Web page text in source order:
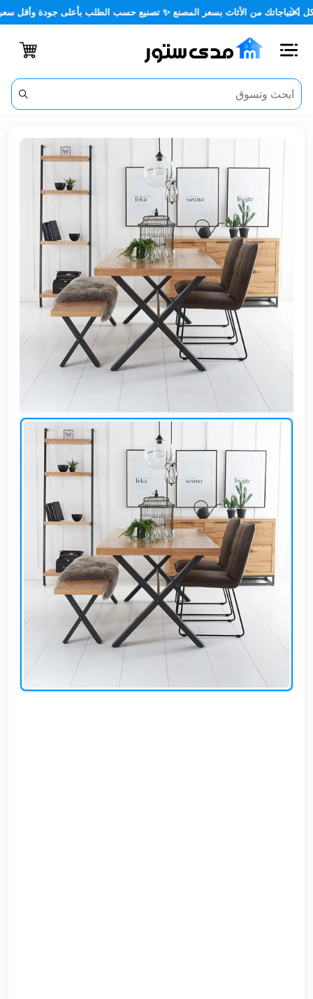
من الأثاث بسعر المصنع ✨ تصنيع حسب الطلب بأعلى جودة وأقل سعر 🏡✨
اغلاق
الفئات
مكتبي
أثاث
منزلي
أثاث
خارجي
وشواطئ
أثاث
كافيهات
ومطاعم
وفنادق
خزانات
مياه
أثاث
الحيوانات
أدوات
نظافة
EN
تسجيل